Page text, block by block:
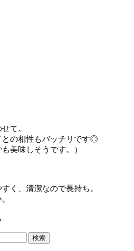
て。
との相性もバッチリです◎
美味しそうです。）
く、清潔なので長持ち。